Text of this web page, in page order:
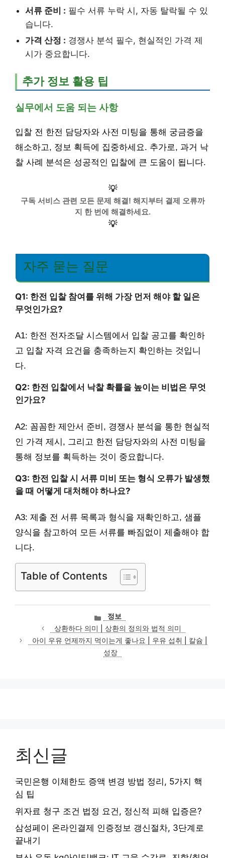
서류 준비 : 필수 서류 누락 시, 자동 탈락될 수 있
습니다.
가격 산정 : 경쟁사 분석 필수, 현실적인 가격 제
시가 중요합니다.
추가 정보 활용 팁
실무에서 도움 되는 사항
입찰 전 한전 담당자와 사전 미팅을 통해 궁금증을
해소하고, 정보 획득에 집중하세요. 추가로, 과거 낙
찰 사례 분석은 성공적인 입찰에 큰 도움이 됩니다.
💡
구독 서비스 관련 모든 문제 해결! 해지부터 결제 오류까
지 한 번에 해결하세요.
💡
자주 묻는 질문
Q1: 한전 입찰 참여를 위해 가장 먼저 해야 할 일은
무엇인가요?
A1: 한전 전자조달 시스템에서 입찰 공고를 확인하
고 입찰 자격 요건을 충족하는지 확인하는 것입니
다.
Q2: 한전 입찰에서 낙찰 확률을 높이는 비법은 무엇
인가요?
A2: 꼼꼼한 제안서 준비, 경쟁사 분석을 통한 현실적
인 가격 제시, 그리고 한전 담당자와의 사전 미팅을
통해 정보를 획득하는 것이 중요합니다.
Q3: 한전 입찰 시 서류 미비 또는 형식 오류가 발생했
을 때 어떻게 대처해야 하나요?
A3: 제출 전 서류 목록과 형식을 재확인하고, 샘플
양식을 참고하여 모든 서류를 빠짐없이 제출해야 합
니다.
Table of Contents
카
테
고
리
정보
상환하다 의미 | 상환의 정의와 법적 의미
아이 우유 언제까지 먹이는게 좋나요 | 우유 섭취 | 칼슘 |
성장
최신글
국민은행 이체한도 증액 변경 방법 정리, 5가지 핵
심 팁
위자료 청구 조건 법정 요건, 정신적 피해 입증은?
삼성페이 온라인결제 인증정보 갱신절차, 3단계로
끝내기